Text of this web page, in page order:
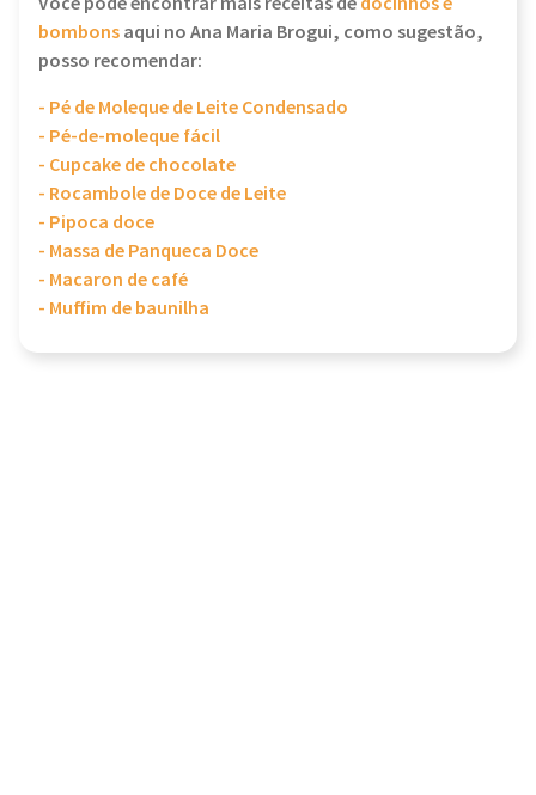
bombonsaqui no Ana Maria Brogui, como sugestão,
posso recomendar:
- Pé de Moleque de Leite Condensado
- Pé-de-moleque fácil
- Cupcake de chocolate
- Rocambole de Doce de Leite
- Pipoca doce
- Massa de Panqueca Doce
- Macaron de café
- Muffim de baunilha